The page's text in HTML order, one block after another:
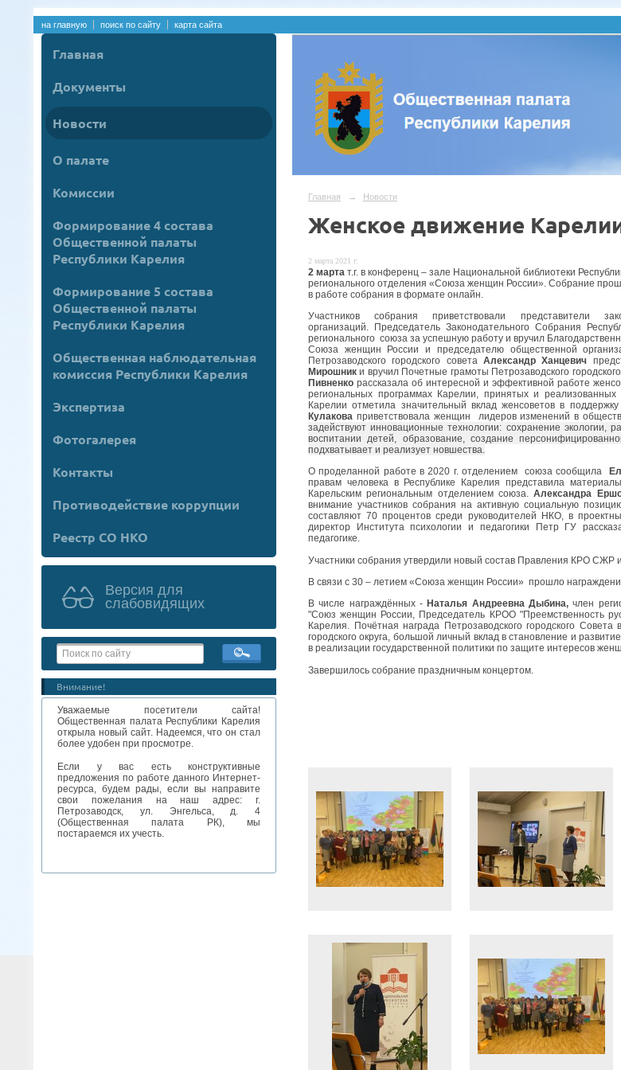
на главную поиск по сайту карта сайта
Главная
Документы
Новости
О палате
Комиссии
Формирование 4 состава
Общественной палаты
Республики Карелия
Формирование 5 состава
Общественной палаты
Республики Карелия
Общественная наблюдательная
комиссия Республики Карелия
Экспертиза
Фотогалерея
Контакты
Противодействие коррупции
Реестр СО НКО
Версия для
слабовидящих
Внимание!
Уважаемые посетители сайта!
Общественная палата Республики Карелия
открыла новый сайт. Надеемся, что он стал
более удобен при просмотре.
Если у вас есть конструктивные
предложения по работе данного Интернет-
ресурса, будем рады, если вы направите
свои пожелания на наш адрес: г.
Петрозаводск, ул. Энгельса, д. 4
(Общественная палата РК), мы
постараемся их учесть.
Главная → Новости
Женское движение
2 марта 2021 г.
2 марта т.г. в конференц – зале Национальной библиотеки
регионального отделения «Союза женщин России». Собрание
в работе собрания в формате онлайн.
Участников собрания приветствовали представители
организаций. Председатель Законодательного Собрания
регионального союза за успешную работу и вручил
Союза женщин России и председателю общественной
Петрозаводского городского совета Александр Ханцевич
Мирошник и вручил Почетные грамоты Петрозаводского
Пивненко рассказала об интересной и эффективной работе
региональных программах Карелии, принятых и
Карелии отметила значительный вклад женсоветов в
Кулакова приветствовала женщин лидеров изменений в
задействуют инновационные технологии: сохранение экологии,
воспитании детей, образование, создание
подхватывает и реализует новшества.
О проделанной работе в 2020 г. отделением союза сообщила
правам человека в Республике Карелия представила
Карельским региональным отделением союза.Александра
внимание участников собрания на активную социальную
составляют 70 процентов среди руководителей НКО, в
директор Института психологии и педагогики Петр ГУ
педагогике.
Участники собрания утвердили новый состав Правления КРО СЖР
В связи с 30 – летием «Союза женщин России» прошло
В числе награждённых - Наталья Андреевна Дыбина, член
"Союз женщин России, Председатель КРОО "Преемственность
Карелия. Почётная награда Петрозаводского городского
городского округа, большой личный вклад в становление и
в реализации государственной политики по защите интересов
Завершилось собрание праздничным концертом.